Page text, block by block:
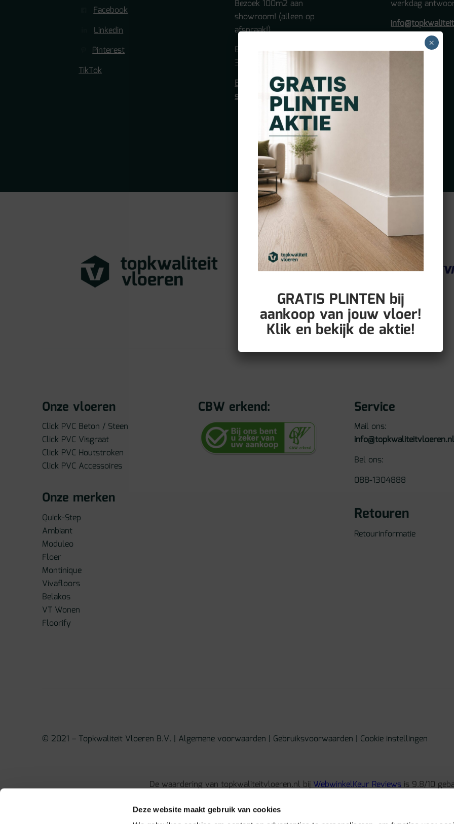
Deze website maakt gebruik van cookies
Facebook
Linkedin
Pinterest
TikTok
Bezoek 100m2 aan
showroom! (alleen op
afspraak!)
Betuwehaven 21
3433 PV NIEUWEGEIN
Bezoek onze
showroom
werkdag
Onze vloeren
Click PVC Beton / Steen
Click PVC Visgraat
Click PVC Houtstroken
Click PVC Accessoires
Onze merken
Quick-Step
Ambiant
Moduleo
Floer
Montinique
Vivafloors
Belakos
VT Wonen
Floorify
CBW erkend: Service
Mail ons:
Bel ons:
088-1304888
Retouren
Retourinformatie
© 2021 – Topkwaliteit Vloeren B.V. | Algemene voorwaarden | Gebruiksvoorwaarden | Cookie instellingen
De waardering van topkwaliteitvloeren.nl bij WebwinkelKeur Reviewsis 9.8/10
GRATIS PLINTEN bij
aankoop van jouw vloer!
Klik en bekijk de aktie!
×